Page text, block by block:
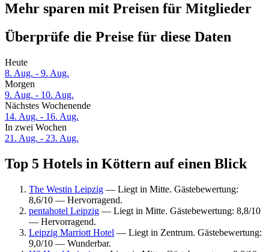
Mehr sparen mit Preisen für Mitglieder
Überprüfe die Preise für diese Daten
Heute
8. Aug. - 9. Aug.
Morgen
9. Aug. - 10. Aug.
Nächstes Wochenende
14. Aug. - 16. Aug.
In zwei Wochen
21. Aug. - 23. Aug.
Top 5 Hotels in Köttern auf einen Blick
The Westin Leipzig — Liegt in Mitte. Gästebewertung:
8,6/10 — Hervorragend.
pentahotel Leipzig — Liegt in Mitte. Gästebewertung: 8,8/10
— Hervorragend.
Leipzig Marriott Hotel — Liegt in Zentrum. Gästebewertung:
9,0/10 — Wunderbar.